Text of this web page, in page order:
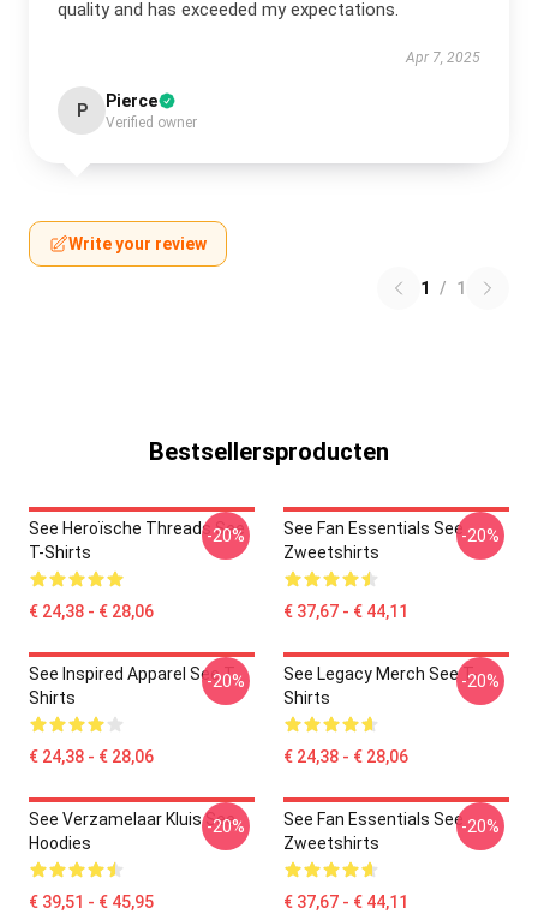
quality and has exceeded my expectations.
Apr 7, 2025
P Pierce
Verified owner
Write your review
1 / 1
Bestsellersproducten
See Heroïsche Threads See
T-Shirts
€ 24,38 - € 28,06
-20%
See Fan Essentials See
Zweetshirts
€ 37,67 - € 44,11
-20%
See Inspired Apparel See T-
Shirts
€ 24,38 - € 28,06
-20%
See Legacy Merch See T-
Shirts
€ 24,38 - € 28,06
-20%
See Verzamelaar Kluis See
Hoodies
€ 39,51 - € 45,95
-20%
See Fan Essentials See
Zweetshirts
€ 37,67 - € 44,11
-20%